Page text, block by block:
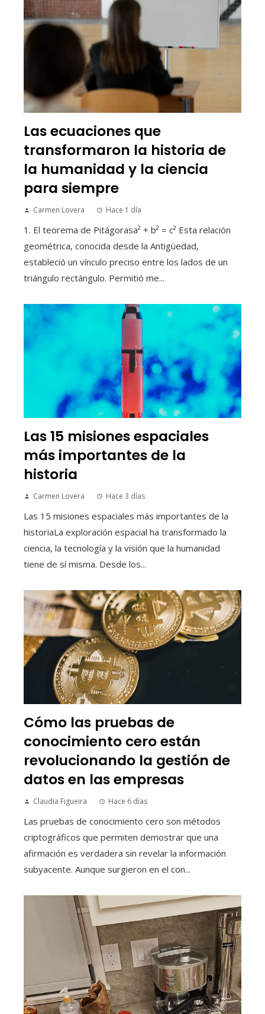
Las ecuaciones que
transformaron la historia de
la humanidad y la ciencia
para siempre
Carmen Lovera Hace 1 día
1. El teorema de Pitágorasa² + b² = c² Esta relación
geométrica, conocida desde la Antigüedad,
estableció un vínculo preciso entre los lados de un
triángulo rectángulo. Permitió me...
Las 15 misiones espaciales
más importantes de la
historia
Carmen Lovera Hace 3 días
Las 15 misiones espaciales más importantes de la
historiaLa exploración espacial ha transformado la
ciencia, la tecnología y la visión que la humanidad
tiene de sí misma. Desde los...
Cómo las pruebas de
conocimiento cero están
revolucionando la gestión de
datos en las empresas
Claudia Figueira Hace 6 días
Las pruebas de conocimiento cero son métodos
criptográficos que permiten demostrar que una
afirmación es verdadera sin revelar la información
subyacente. Aunque surgieron en el con...